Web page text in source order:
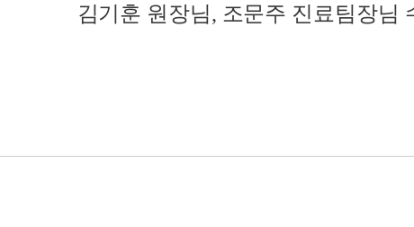
김기훈 원장님, 조문주 진료팀장님